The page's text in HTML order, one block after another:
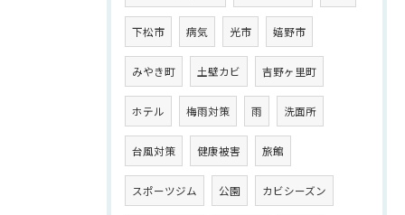
下松市 病気 光市 嬉野市
みやき町 土壁カビ 吉野ヶ里町
ホテル 梅雨対策 雨 洗面所
台風対策 健康被害 旅館
スポーツジム 公園 カビシーズン